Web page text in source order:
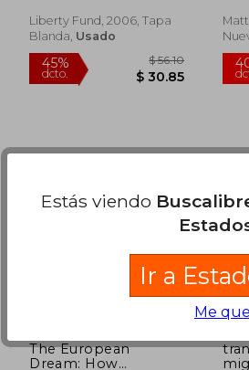
dcto. $ 149.41
of the Works of
Ludwig von Mises)
Liberty Fund, 2006, Tapa
Blanda, Usado
The European
Dream: How
Estás viendo
Ir a
Me